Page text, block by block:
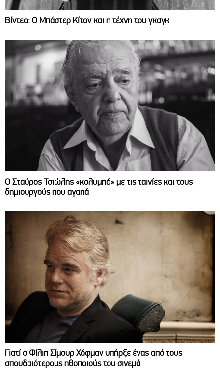
Βίντεο: Ο Μπάστερ Κίτον και η τέχνη του γκαγκ
Ο Σταύρος Τσιώλης «κολυμπά» με τις ταινίες και τους
δημιουργούς που αγαπά
Γιατί ο Φίλιπ Σίμουρ Χόφμαν υπήρξε ένας από τους
σπουδαιότερους ηθοποιούς του σινεμά